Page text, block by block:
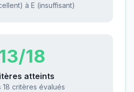
à E (insuffisant)
13/18
atteints
18 critères évalués